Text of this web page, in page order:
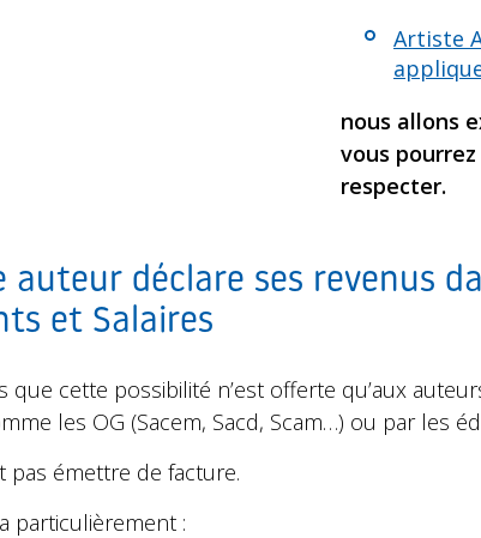
Artiste
nous allons
vous
respecter.
auteur déclare ses revenus
et Salaires
que cette possibilité n’est offerte qu’aux
les OG (Sacem, Sacd, Scam…) ou par les
pas émettre de facture.
particulièrement :